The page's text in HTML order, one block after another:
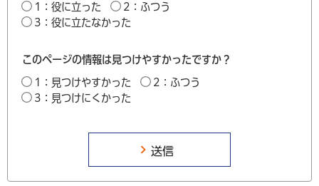
1：役に立った
2：ふつう
3：役に立たなかった
このページの情報は見つけやすかったですか？
1：見つけやすかった
2：ふつう
3：見つけにくかった